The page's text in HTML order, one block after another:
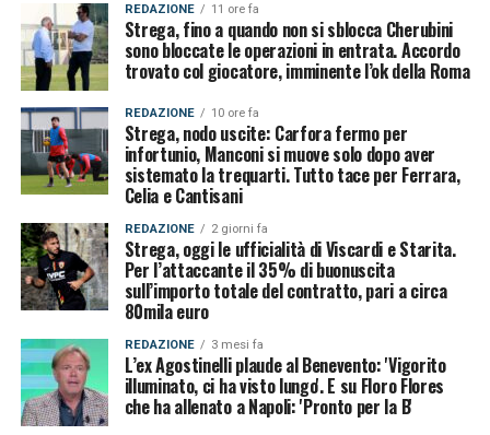
REDAZIONE 11 ore fa
Strega, fino a quando non si sblocca Cherubini
sono bloccate le operazioni in entrata. Accordo
trovato col giocatore, imminente l’ok della Roma
REDAZIONE 10 ore fa
Strega, nodo uscite: Carfora fermo per
infortunio, Manconi si muove solo dopo aver
sistemato la trequarti. Tutto tace per Ferrara,
Celia e Cantisani
REDAZIONE 2 giorni fa
Strega, oggi le ufficialità di Viscardi e Starita.
Per l’attaccante il 35% di buonuscita
sull’importo totale del contratto, pari a circa
80mila euro
REDAZIONE 3 mesi fa
L’ex Agostinelli plaude al Benevento: 'Vigorito
illuminato, ci ha visto lungo'. E su Floro Flores
che ha allenato a Napoli: 'Pronto per la B'